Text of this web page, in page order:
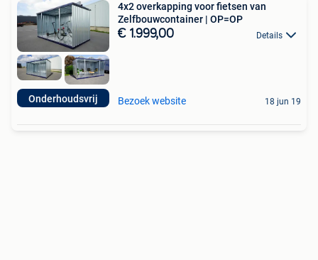
Onderhoudsvrij
4x2 overkapping voor fietsen van
Zelfbouwcontainer | OP=OP
€ 1.999,00 Details
Bezoek website 18 jun 19